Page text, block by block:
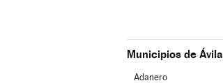
Municipios de Ávila
Adanero